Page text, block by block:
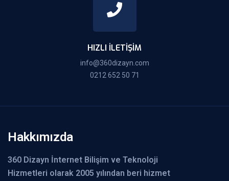
HIZLI İLETIŞIM
info@360dizayn.com
0212 652 50 71
Hakkımızda
360 Dizayn İnternet Bilişim ve Teknoloji
Hizmetleri olarak 2005 yılından beri hizmet